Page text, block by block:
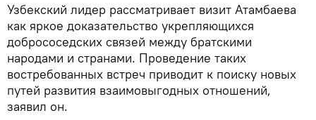
Узбекский лидер рассматривает визит Атамбаева
как яркое доказательство укрепляющихся
добрососедских связей между братскими
народами и странами. Проведение таких
востребованных встреч приводит к поиску новых
путей развития взаимовыгодных отношений,
заявил он.